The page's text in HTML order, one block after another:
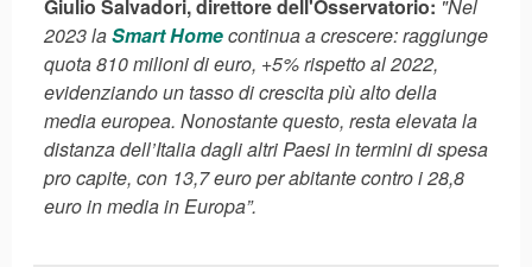
Giulio Salvadori, direttore dell'Osservatorio: "Nel
2023 laSmart Homecontinua a crescere: raggiunge
quota 810 milioni di euro, +5% rispetto al 2022,
evidenziando un tasso di crescita più alto della
media europea. Nonostante questo, resta elevata la
distanza dell’Italia dagli altri Paesi in termini di spesa
pro capite, con 13,7 euro per abitante contro i 28,8
euro in media in Europa”.